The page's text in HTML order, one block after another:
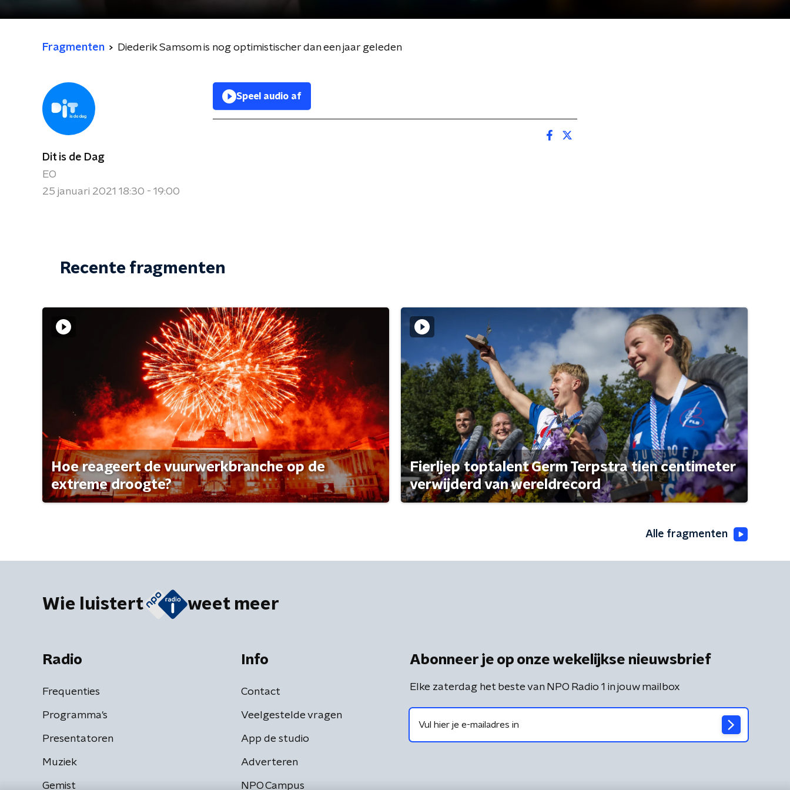
Fragmenten Diederik Samsom is nog optimistischer dan een jaar geleden
Dit is de Dag
EO
25 januari 2021 18:30 - 19:00
Speel audio af
Recente fragmenten
Hoe reageert de vuurwerkbranche op de
extreme droogte?
Fierljep toptalent Germ Terpstra tien centimeter
verwijderd van wereldrecord
Alle fragmenten
Wie luistert weet meer
Radio
Frequenties
Programma's
Presentatoren
Muziek
Gemist
Info
Contact
Veelgestelde vragen
App de studio
Adverteren
NPO Campus
Abonneer je op onze wekelijkse nieuwsbrief
Elke zaterdag het beste van NPO Radio 1 in jouw mailbox